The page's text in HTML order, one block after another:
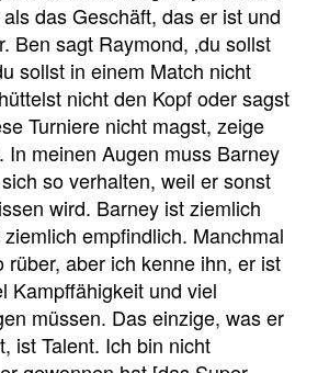
das Geschäft, das er ist und
Ben sagt Raymond, ‚du sollst
sollst in einem Match nicht
nicht den Kopf oder sagst
Turniere nicht magst, zeige
. In meinen Augen muss Barney
so verhalten, weil er sonst
wird. Barney ist ziemlich
empfindlich. Manchmal
rüber, aber ich kenne ihn, er ist
Kampffähigkeit und viel
müssen. Das einzige, was er
ist Talent. Ich bin nicht